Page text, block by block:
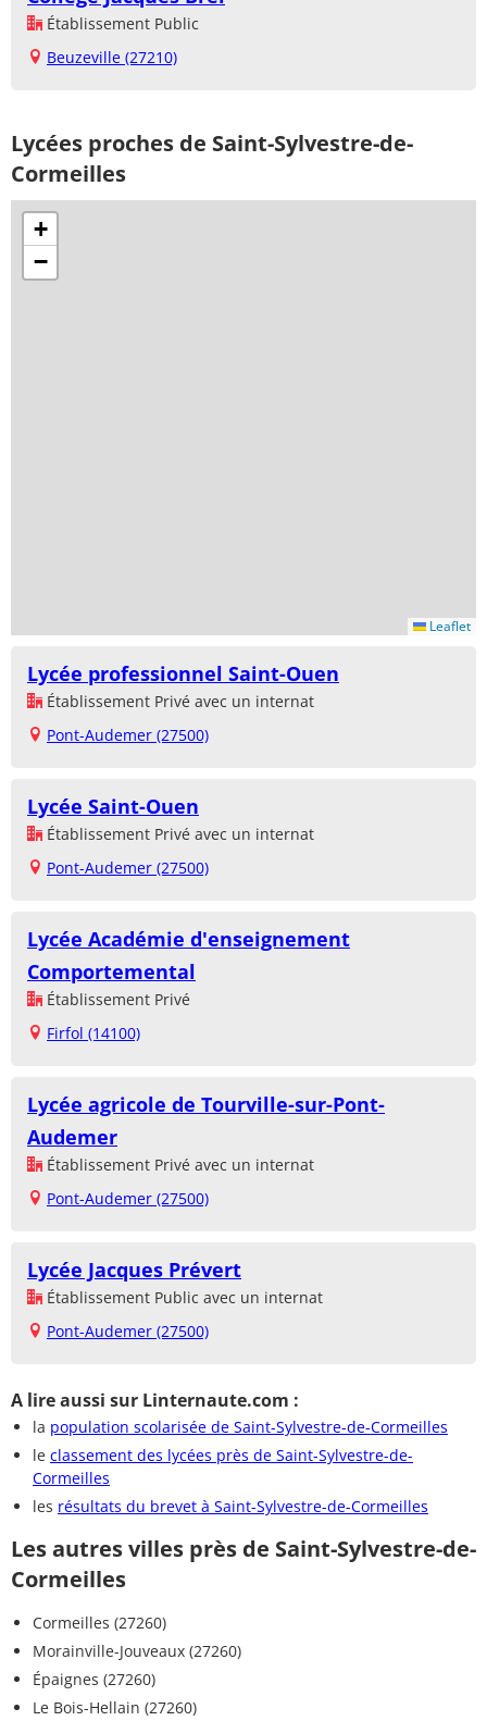
Établissement Public
Beuzeville (27210)
Lycées proches de Saint-Sylvestre-de-
Cormeilles
+
−
Leaflet
Lycée professionnel Saint-Ouen
Établissement Privé avec un internat
Pont-Audemer (27500)
Lycée Saint-Ouen
Établissement Privé avec un internat
Pont-Audemer (27500)
Lycée Académie d'enseignement
Comportemental
Établissement Privé
Firfol (14100)
Lycée agricole de Tourville-sur-Pont-
Audemer
Établissement Privé avec un internat
Pont-Audemer (27500)
Lycée Jacques Prévert
Établissement Public avec un internat
Pont-Audemer (27500)
A lire aussi sur Linternaute.com :
la population scolarisée de Saint-Sylvestre-de-Cormeilles
le classement des lycées près de Saint-Sylvestre-de-
Cormeilles
les résultats du brevet à Saint-Sylvestre-de-Cormeilles
Les autres villes près de Saint-Sylvestre-de-
Cormeilles
Cormeilles (27260)
Morainville-Jouveaux (27260)
Épaignes (27260)
Le Bois-Hellain (27260)